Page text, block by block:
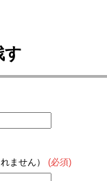
す
ません） (必須)